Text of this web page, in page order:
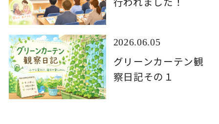
2026.06.05
グリーンカーテン観
察日記その１